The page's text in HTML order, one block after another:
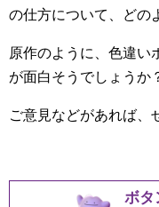
の仕方について、どの
原作のように、色違い
が面白そうでしょうか
ご意見などがあれば、
ボタ